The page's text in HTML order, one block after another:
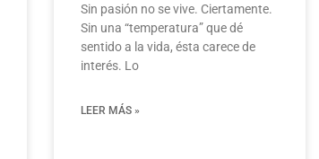
Sin pasión no se vive. Ciertamente.
Sin una “temperatura” que dé
sentido a la vida, ésta carece de
interés. Lo
LEER MÁS »